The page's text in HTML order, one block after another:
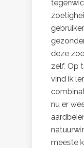
deze
zelf. Op
vind ik
nu er
meeste